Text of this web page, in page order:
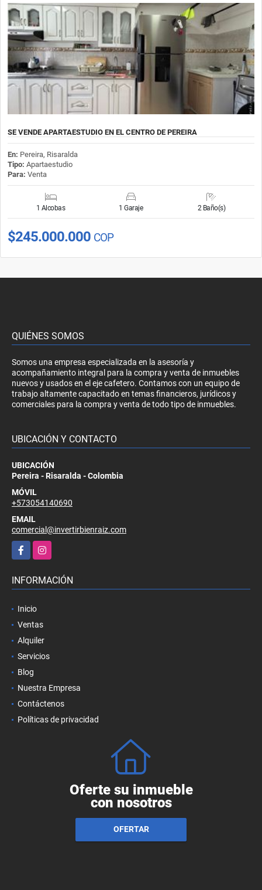
SE VENDE APARTAESTUDIO EN EL CENTRO DE PEREIRA
En: Pereira, Risaralda
Tipo: Apartaestudio
Para: Venta
1 Alcobas 1 Garaje 2 Baño(s)
$245.000.000 COP
QUIÉNES SOMOS
Somos una empresa especializada en la asesoría y
acompañamiento integral para la compra y venta de inmuebles
nuevos y usados en el eje cafetero. Contamos con un equipo de
trabajo altamente capacitado en temas financieros, jurídicos y
comerciales para la compra y venta de todo tipo de inmuebles.
UBICACIÓN Y CONTACTO
UBICACIÓN
Pereira - Risaralda - Colombia
MÓVIL
+573054140690
EMAIL
comercial@invertirbienraiz.com
FacebookInstagram
INFORMACIÓN
Inicio
Ventas
Alquiler
Servicios
Blog
Nuestra Empresa
Contáctenos
Políticas de privacidad
Oferte su inmueble
con nosotros
OFERTAR